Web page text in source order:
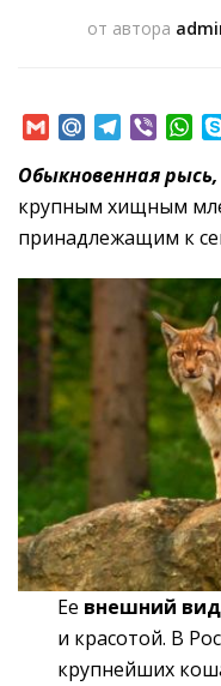
от автора
GmailMail.RuTelegram
Viber
Обыкновенная
крупным хищным
принадлежащим к
Ее внешний вид
и красотой. В
крупнейших